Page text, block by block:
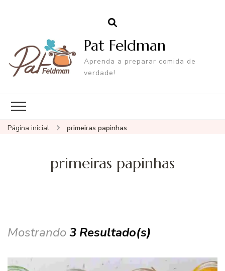
Pat Feldman
Aprenda a preparar comida de
verdade!
Página inicial primeiras papinhas
primeiras papinhas
Mostrando3 Resultado(s)